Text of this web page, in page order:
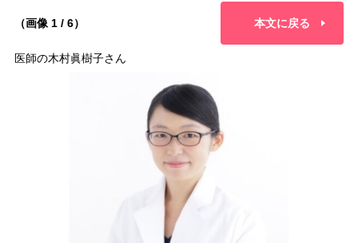
（画像 1 / 6） 本文に戻る
医師の木村眞樹子さん